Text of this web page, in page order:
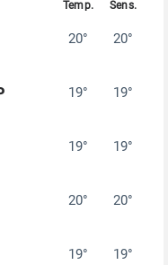
20° 20°
19° 19°
19° 19°
20° 20°
19° 19°